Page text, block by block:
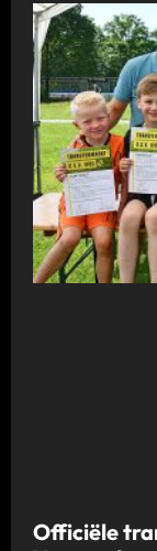
Officiële